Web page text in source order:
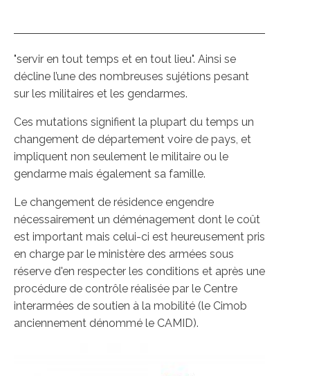
"servir en tout temps et en tout lieu". Ainsi se
décline l’une des nombreuses sujétions pesant
sur les militaires et les gendarmes.
Ces mutations signifient la plupart du temps un
changement de département voire de pays, et
impliquent non seulement le militaire ou le
gendarme mais également sa famille.
Le changement de résidence engendre
nécessairement un déménagement dont le coût
est important mais celui-ci est heureusement pris
en charge par le ministère des armées sous
réserve d'en respecter les conditions et après une
procédure de contrôle réalisée par le Centre
interarmées de soutien à la mobilité (le Cimob
anciennement dénommé le CAMID).